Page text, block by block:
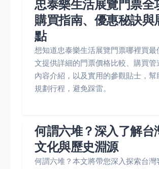
忠泰樂生活展覽門票全
購買指南、優惠秘訣與
點
想知道忠泰樂生活展覽門票哪裡買最
文提供詳細的門票價格比較、購買管
內容介紹，以及實用的參觀貼士，幫
規劃行程，避免踩雷。
何謂六堆？深入了解台
文化與歷史淵源
何謂六堆？本文將帶您深入探索台灣